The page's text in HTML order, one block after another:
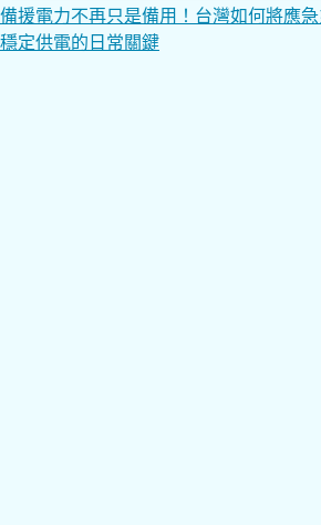
文
章
備援電力不再只是備用！台灣如何將應
穩定供電的日常關鍵